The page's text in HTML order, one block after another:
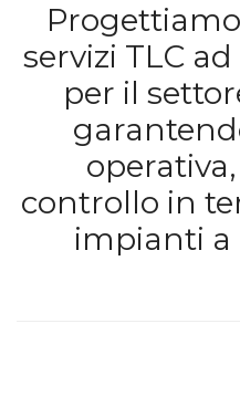
servizi TLC
per il
controllo in
impianti